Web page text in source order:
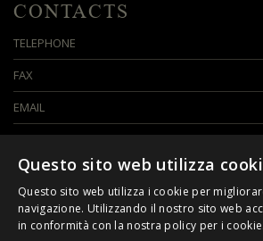
CONTACTS
TELEPHONE
FAX
EMAIL
SEGUICI SU
Questo sito web utilizza
Questo sito web utilizza i cookie per
navigazione. Utilizzando il nostro sito web
in conformità con la nostra policy per i cookie.